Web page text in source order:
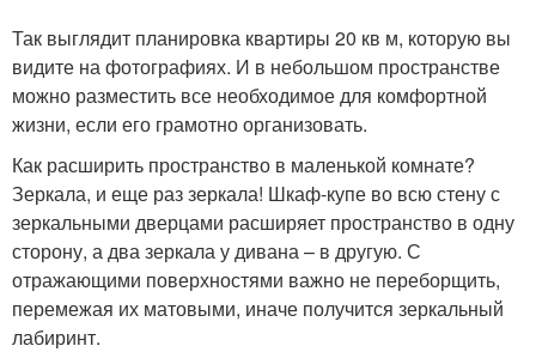
Так выглядит планировка квартиры 20 кв м, которую вы
видите на фотографиях. И в небольшом пространстве
можно разместить все необходимое для комфортной
жизни, если его грамотно организовать.
Как расширить пространство в маленькой комнате?
Зеркала, и еще раз зеркала! Шкаф-купе во всю стену с
зеркальными дверцами расширяет пространство в одну
сторону, а два зеркала у дивана – в другую. С
отражающими поверхностями важно не переборщить,
перемежая их матовыми, иначе получится зеркальный
лабиринт.